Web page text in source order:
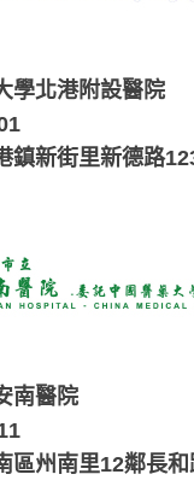
學北港附設醫院
鎮新街里新德路
南醫院
區州南里12鄰長